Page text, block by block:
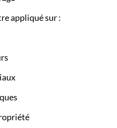
appliqué sur :